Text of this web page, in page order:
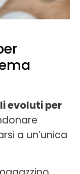
evoluti per
a un’unica